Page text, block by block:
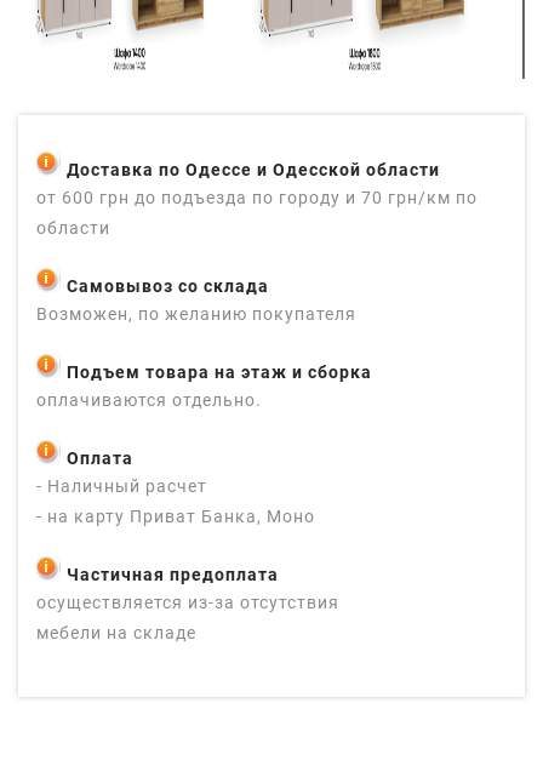
Доставка по Одессе и Одесской области
от 600 грн до подъезда по городу и 70 грн/км по
области
Самовывоз со склада
Возможен, по желанию покупателя
Подъем товара на этаж и сборка
оплачиваются отдельно.
Оплата
- Наличный расчет
- на карту Приват Банка, Моно
Частичная предоплата
осуществляется из-за отсутствия
мебели на складе